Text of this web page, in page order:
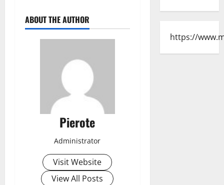
ABOUT THE AUTHOR
Pierote
Administrator
Visit Website
View All Posts
https://